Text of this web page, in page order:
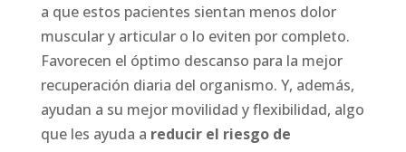
a que estos pacientes sientan menos dolor
muscular y articular o lo eviten por completo.
Favorecen el óptimo descanso para la mejor
recuperación diaria del organismo. Y, además,
ayudan a su mejor movilidad y flexibilidad, algo
que les ayuda a reducir el riesgo de